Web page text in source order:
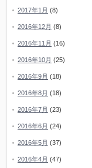
2017年1月 (8)
2016年12月 (8)
2016年11月 (16)
2016年10月 (25)
2016年9月 (18)
2016年8月 (18)
2016年7月 (23)
2016年6月 (24)
2016年5月 (37)
2016年4月 (47)